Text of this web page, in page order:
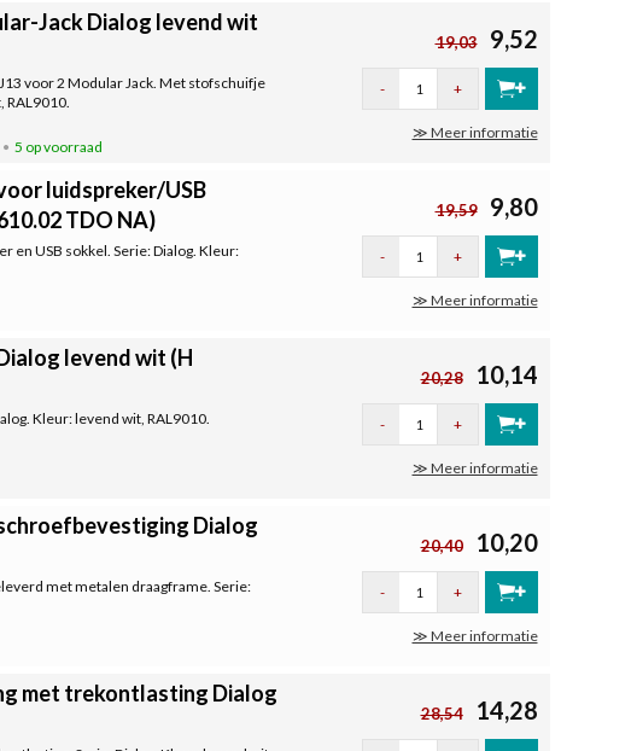
Jack Dialog levend wit
voor 2 Modular Jack. Met stofschuifje
RAL9010.
5 op voorraad
19,03 9,52
- +
≫ Meer informatie
luidspreker/USB
TDO NA)
en USB sokkel. Serie: Dialog. Kleur:
19,59 9,80
- +
≫ Meer informatie
levend wit (H
Kleur: levend wit, RAL9010.
20,28 10,14
- +
≫ Meer informatie
Dialog
met metalen draagframe. Serie:
20,40 10,20
- +
≫ Meer informatie
met trekontlasting Dialog
28,54 14,28